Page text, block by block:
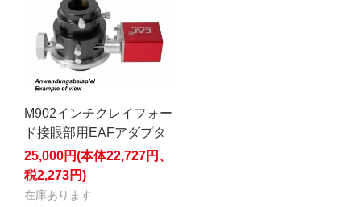
M902インチクレイフォー
ド接眼部用EAFアダプタ
25,000円(本体22,727円、
税2,273円)
在庫あります